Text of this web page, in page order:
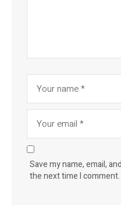
Save my name, email,
the next time I comment.